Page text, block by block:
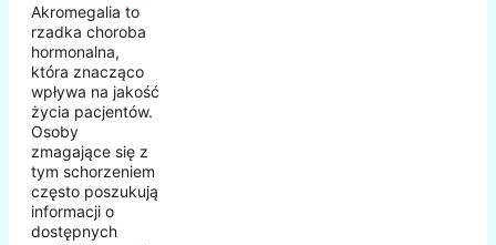
Akromegalia to
rzadka choroba
hormonalna,
która znacząco
wpływa na jakość
życia pacjentów.
Osoby
zmagające się z
tym schorzeniem
często poszukują
informacji o
dostępnych